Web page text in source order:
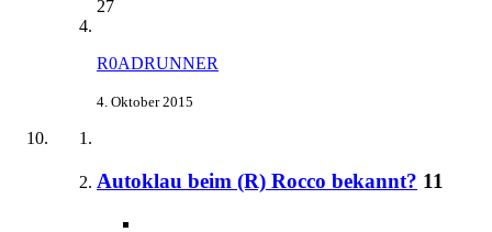
27
R0ADRUNNER
4. Oktober 2015
Autoklau beim (R) Rocco bekannt? 11